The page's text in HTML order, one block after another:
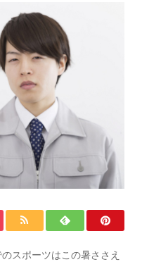
スポーツはこの暑ささえ